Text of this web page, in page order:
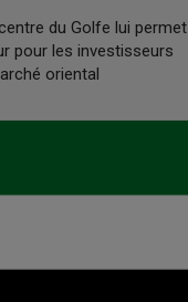
du Golfe lui permet
pour les investisseurs
oriental